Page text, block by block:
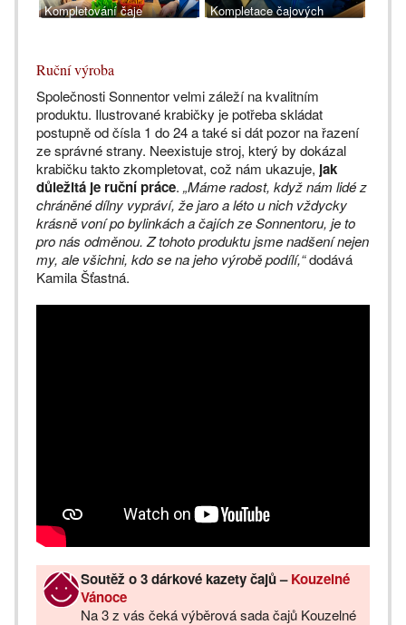
Kompletování čaje
Kompletace čajových
Ruční výroba
Společnosti Sonnentor velmi záleží na kvalitním
produktu. Ilustrované krabičky je potřeba skládat
postupně od čísla 1 do 24 a také si dát pozor na řazení
ze správné strany. Neexistuje stroj, který by dokázal
krabičku takto zkompletovat, což nám ukazuje, jak
důležitá je ruční práce. „Máme radost, když nám lidé z
chráněné dílny vypráví, že jaro a léto u nich vždycky
krásně voní po bylinkách a čajích ze Sonnentoru, je to
pro nás odměnou. Z tohoto produktu jsme nadšení nejen
my, ale všichni, kdo se na jeho výrobě podílí,“dodává
Kamila Šťastná.
Soutěž o 3 dárkové kazety čajů –Kouzelné
Vánoce
Na 3 z vás čeká výběrová sada čajů Kouzelné